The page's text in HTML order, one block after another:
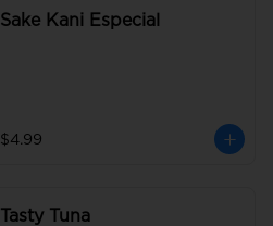
Sake Kani Especial
$4.99
Tasty Tuna